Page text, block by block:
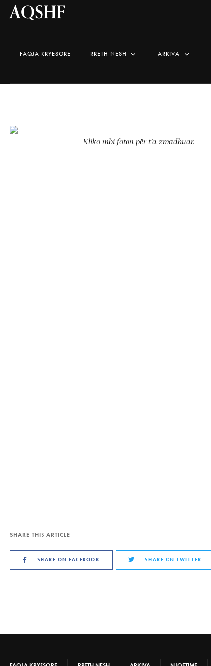
AQSHF
FAQJA KRYESORE RRETH NESH ARKIVA
Kliko mbi foton për t’a zmadhuar.
SHARE THIS ARTICLE
SHARE ON FACEBOOK SHARE ON TWITTER
FAQJA KRYESORE RRETH NESH ARKIVA NJOFTIME